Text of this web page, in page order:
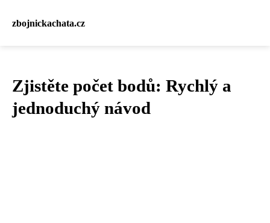
zbojnickachata.cz
Zjistěte počet bodů: Rychlý a
jednoduchý návod